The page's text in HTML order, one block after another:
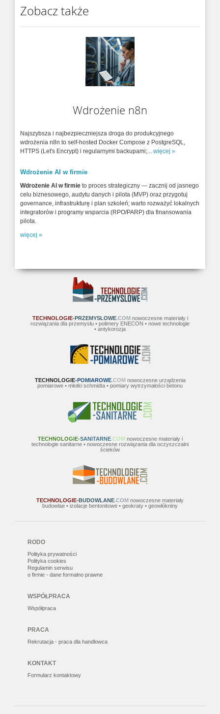
uruchomienie połączeń tele...
Uruchomienie aplikacji klienckich VOIP
Konfiguracja telefonu VOIP w środowisku
centrali telefonicznej w ...
Kamailio™ (former OpenSER) is an Open
Source SIP Server released ...
JITSI - OPENSOURCE SIP VOIP CLIENT
Zobacz także
Wdrożenie n8n
Najszybsza i najbezpieczniejsza droga do produkcyjnego
wdrożenia n8n to self‑hosted Docker Compose z PostgreSQL,
HTTPS (Let's Encrypt) i regularnymi backupami;... więcej »
Wdrożenie AI w firmie
Wdrożenie AI w firmie to proces strategiczny — zacznij od jasnego
celu biznesowego, audytu danych i pilota (MVP) oraz przygotuj
governance, infrastrukturę i plan szkoleń; warto rozważyć lokalnych
integratorów i programy wsparcia (RPO/PARP) dla finansowania
pilota.
więcej »
TECHNOLOGIE-PRZEMYSLOWE.COM nowoczesne materiały i
rozwiązania dla przemysłu • polimery ENECON • nowe technologie
• antykorozja
TECHNOLOGIE-POMIAROWE.COM nowoczesne urządzenia
pomiarowe • młotki schmidta • pomiary wytrzymałości betonu
TECHNOLOGIE-SANITARNE.COM nowoczesne materiały i
technologie sanitarne • nowoczesne rozwiązania dla oczyszczalni
ścieków
TECHNOLOGIE-BUDOWLANE.COM nowoczesne materiały
budowlae • izolacje bentonitowe • geokraty • geowłókniny
RODO
Polityka prywatności
Polityka cookies
Regulamin serwisu
o firmie - dane formalno prawne
WSPÓŁPRACA
Współpraca
PRACA
Rekrutacja - praca dla handlowca
KONTAKT
Formularz kontaktowy